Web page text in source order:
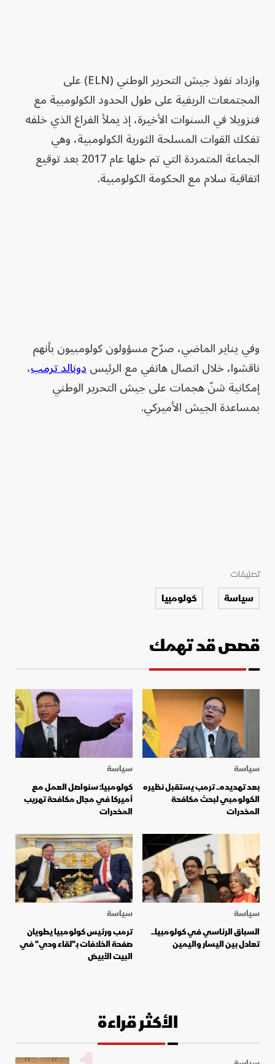
وازداد نفوذ جيش التحرير الوطني (ELN) على
المجتمعات الريفية على طول الحدود الكولومبية مع
فنزويلا في السنوات الأخيرة، إذ يملأ الفراغ الذي خلفه
تفكك القوات المسلحة الثورية الكولومبية، وهي
الجماعة المتمردة التي تم حلها عام 2017 بعد توقيع
اتفاقية سلام مع الحكومة الكولومبية.
وفي يناير الماضي، صرّح مسؤولون كولومبيون بأنهم
ناقشوا، خلال اتصال هاتفي مع الرئيسدونالد ترمب،
إمكانية شنّ هجمات على جيش التحرير الوطني
بمساعدة الجيش الأميركي.
تصنيفات
سياسة كولومبيا
قصص قد تهمك
سياسة
بعد تهديده.. ترمب يستقبل نظيره
الكولومبي لبحث مكافحة
المخدرات
سياسة
كولومبيا: سنواصل العمل مع
أميركا في مجال مكافحة تهريب
المخدرات
سياسة
السباق الرئاسي في كولومبيا..
تعادل بين اليسار واليمين
سياسة
ترمب ورئيس كولومبيا يطويان
صفحة الخلافات بـ"لقاء ودي" في
البيت الأبيض
الأكثر قراءة